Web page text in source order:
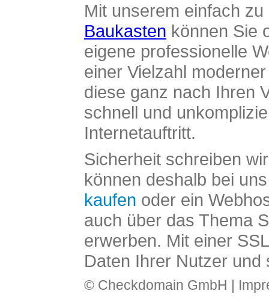
Mit unserem einfach
Baukasten können Sie
eigene professionelle
einer Vielzahl
diese ganz nach Ihren
schnell und
Internetauftritt.
Sicherheit schreiben
können deshalb bei
kaufen oder ein
auch über das Thema
erwerben. Mit einer
Daten Ihrer Nutzer und
© Checkdomain GmbH |